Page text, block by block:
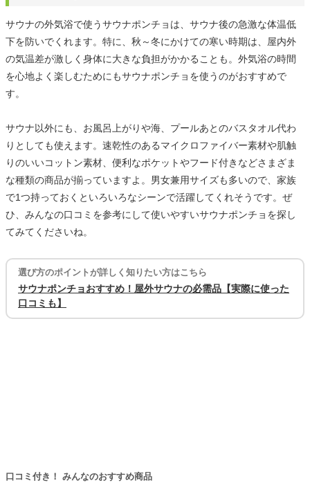
サウナの外気浴で使うサウナポンチョは、サウナ後の急激な体温低
下を防いでくれます。特に、秋～冬にかけての寒い時期は、屋内外
の気温差が激しく身体に大きな負担がかかることも。外気浴の時間
を心地よく楽しむためにもサウナポンチョを使うのがおすすめで
す。
サウナ以外にも、お風呂上がりや海、プールあとのバスタオル代わ
りとしても使えます。速乾性のあるマイクロファイバー素材や肌触
りのいいコットン素材、便利なポケットやフード付きなどさまざま
な種類の商品が揃っていますよ。男女兼用サイズも多いので、家族
で1つ持っておくといろいろなシーンで活躍してくれそうです。ぜ
ひ、みんなの口コミを参考にして使いやすいサウナポンチョを探し
てみてくださいね。
選び方のポイントが詳しく知りたい方はこちら
サウナポンチョおすすめ！屋外サウナの必需品【実際に使った
口コミも】
口コミ付き！ みんなのおすすめ商品